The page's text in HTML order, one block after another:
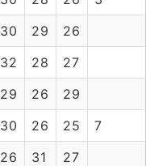
30 29
26
32 28
27
29 26
29
30 26 25
7
26 31
27